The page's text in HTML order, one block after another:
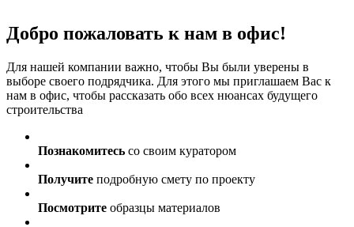
Добро пожаловать к нам в офис!
Для нашей компании важно, чтобы Вы были уверены в
выборе своего подрядчика. Для этого мы приглашаем Вас к
нам в офис, чтобы рассказать обо всех нюансах будущего
строительства
Познакомитесь со своим куратором
Получите подробную смету по проекту
Посмотрите образцы материалов